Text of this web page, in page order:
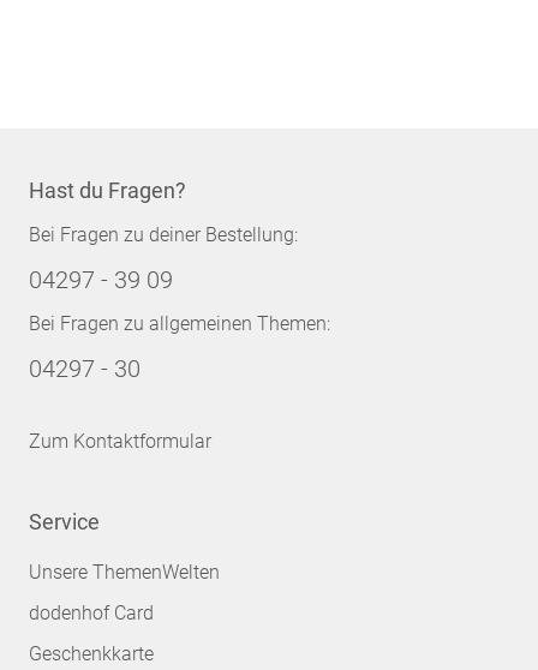
Hast du Fragen?
Bei Fragen zu deiner Bestellung:
04297 - 39 09
Bei Fragen zu allgemeinen Themen:
04297 - 30
Zum Kontaktformular
Service
Unsere ThemenWelten
dodenhof Card
Geschenkkarte